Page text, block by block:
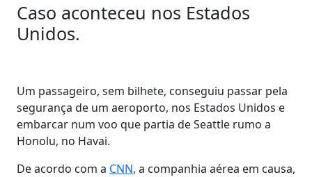
Caso aconteceu nos Estados
Unidos.
Um passageiro, sem bilhete, conseguiu passar pela
segurança de um aeroporto, nos Estados Unidos e
embarcar num voo que partia de Seattle rumo a
Honolu, no Havai.
De acordo com a CNN, a companhia aérea em causa,